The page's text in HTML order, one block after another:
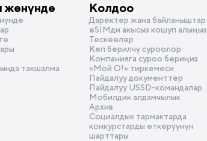
жөнүндө
такшалма
Колдоо
Даректер жана байланыштар
eSIMди акысыз кошуп алыңыз
Тескөөлөр
Көп берилчү суроолор
Компанияга суроо бериңиз
«Мой О!» тиркемеси
Пайдалуу документтер
Пайдалуу USSD-командалар
Мобилдик алдамчылык
Архив
Социалдык тармактарда
конкурстарды өткөрүүнүн
шарттары